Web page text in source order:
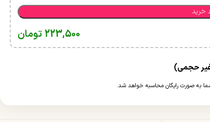
خرید
223,500 تومان